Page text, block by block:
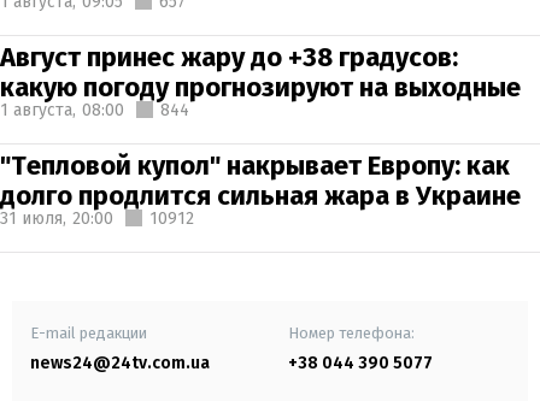
Август принес жару до +38 градусов:
какую погоду прогнозируют на выходные
1 августа, 08:00 844
"Тепловой купол" накрывает Европу: как
долго продлится сильная жара в Украине
31 июля, 20:00 10912
E-mail редакции
news24@24tv.com.ua
Номер телефона:
+38 044 390 5077